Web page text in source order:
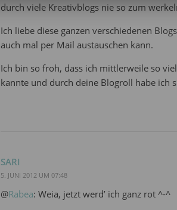
durch viele Kreativblogs nie so zum
Ich liebe diese ganzen verschiedenen
auch mal per Mail austauschen kann.
Ich bin so froh, dass ich mittlerweile so
kannte und durch deine Blogroll habe ich
SARI
5. JUNI 2012 UM 07:48
@Rabea: Weia, jetzt werd’ ich ganz rot ^-^